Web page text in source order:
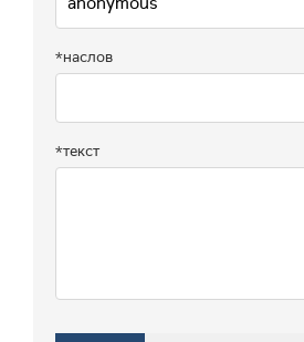
*наслов
*текст